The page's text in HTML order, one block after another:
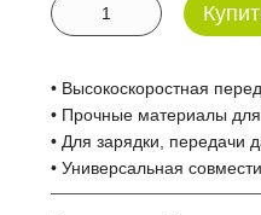
• Высокоскоростная
• Прочные материалы
• Для зарядки, передачи
• Универсальная